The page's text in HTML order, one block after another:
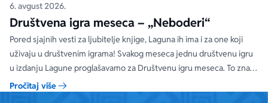
6. avgust 2026.
Društvena igra meseca – „Neboderi“
Pored sjajnih vesti za ljubitelje knjige, Laguna ih ima i za one koji
uživaju u društvenim igrama! Svakog meseca jednu društvenu igru
u izdanju Lagune proglašavamo za Društvenu igru meseca. To znači
da će od 1. do 31. avgusta 2026. godine Društvena igra meseca biti
Pročitaj više